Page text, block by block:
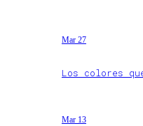
Mar 27
Los colores
Mar 13